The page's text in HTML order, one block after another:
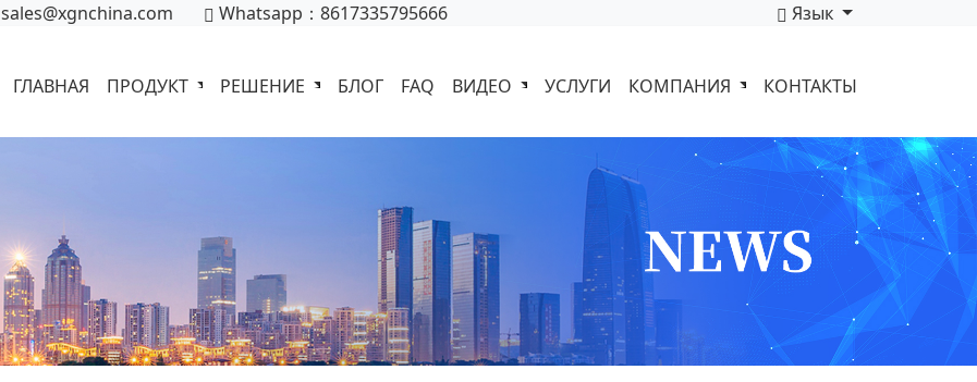
sales@xgnchina.com Whatsapp：8617335795666 Язык
ГЛАВНАЯ ПРОДУКТ РЕШЕНИЕ БЛОГ FAQ ВИДЕО УСЛУГИ КОМПАНИЯ КОНТАКТЫ